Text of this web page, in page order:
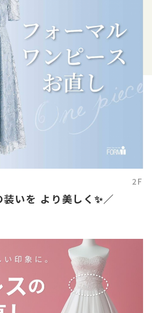
2F
いを より美しく✨／